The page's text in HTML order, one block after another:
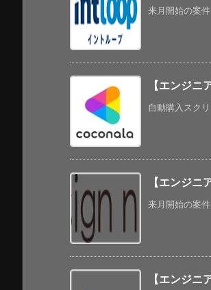
来月開始の案
【エンジ
自動購入スク
【エンジ
来月開始の案
【エンジ